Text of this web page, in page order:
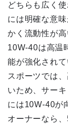
どちらも広く
には明確な意
かく流動性が
10W-40は高温
能が強化され
スポーツでは
いため、サー
には10W-40が
オーナーなら